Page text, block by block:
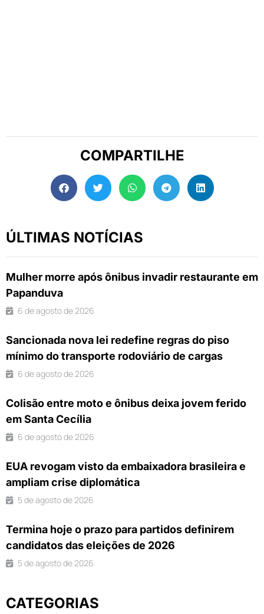
COMPARTILHE
ÚLTIMAS NOTÍCIAS
Mulher morre após ônibus invadir restaurante em
Papanduva
6 de agosto de 2026
Sancionada nova lei redefine regras do piso
mínimo do transporte rodoviário de cargas
6 de agosto de 2026
Colisão entre moto e ônibus deixa jovem ferido
em Santa Cecília
6 de agosto de 2026
EUA revogam visto da embaixadora brasileira e
ampliam crise diplomática
5 de agosto de 2026
Termina hoje o prazo para partidos definirem
candidatos das eleições de 2026
5 de agosto de 2026
CATEGORIAS